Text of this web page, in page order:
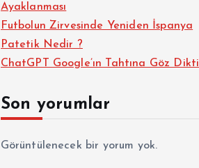
Ayaklanması
Futbolun Zirvesinde Yeniden İspanya
Patetik Nedir ?
ChatGPT Google’ın Tahtına Göz Dikti
Son yorumlar
Görüntülenecek bir yorum yok.